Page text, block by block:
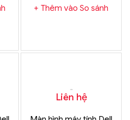
Thêm vào So sánh
Liên hệ